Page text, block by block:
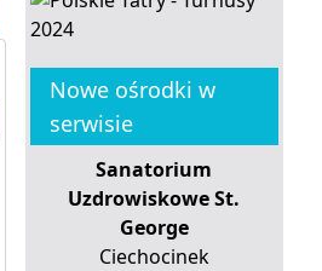
Nowe ośrodki w
serwisie
Sanatorium
Uzdrowiskowe St.
George
Ciechocinek